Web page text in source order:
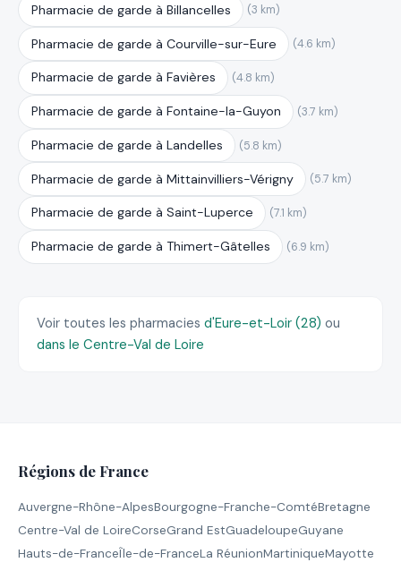
Pharmacie de garde à Billancelles (3 km)
Pharmacie de garde à Courville-sur-Eure (4.6 km)
Pharmacie de garde à Favières (4.8 km)
Pharmacie de garde à Fontaine-la-Guyon (3.7 km)
Pharmacie de garde à Landelles (5.8 km)
Pharmacie de garde à Mittainvilliers-Vérigny (5.7 km)
Pharmacie de garde à Saint-Luperce (7.1 km)
Pharmacie de garde à Thimert-Gâtelles (6.9 km)
Voir toutes les pharmacies d'Eure-et-Loir (28) ou
dans le Centre-Val de Loire
Régions de France
Auvergne-Rhône-AlpesBourgogne-Franche-ComtéBretagne
Centre-Val de LoireCorseGrand EstGuadeloupeGuyane
Hauts-de-FranceÎle-de-FranceLa RéunionMartiniqueMayotte